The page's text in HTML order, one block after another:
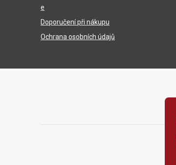
e
Doporučení při nákupu
Ochrana osobních údajů